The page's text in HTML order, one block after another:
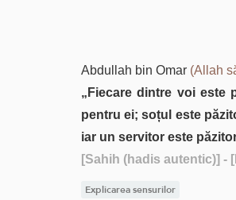
Abdullah bin Omar (Allah
„Fiecare dintre voi este
pentru ei; soțul este
iar un servitor este
[Sahih (hadis autentic)] -
Explicarea sensurilor